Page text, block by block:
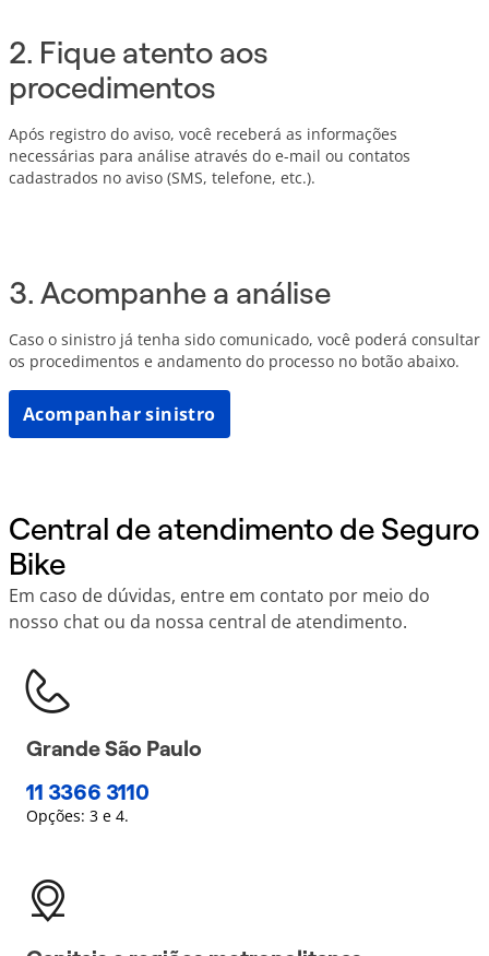
2. Fique atento aos
procedimentos
Após registro do aviso, você receberá as informações
necessárias para análise através do e-mail ou contatos
cadastrados no aviso (SMS, telefone, etc.).
3. Acompanhe a análise
Caso o sinistro já tenha sido comunicado, você poderá consultar
os procedimentos e andamento do processo no botão abaixo.
Acompanhar sinistro
Central de atendimento de Seguro
Bike
Em caso de dúvidas, entre em contato por meio do
nosso chat ou da nossa central de atendimento.
Grande São Paulo
11 3366 3110
Opções: 3 e 4.